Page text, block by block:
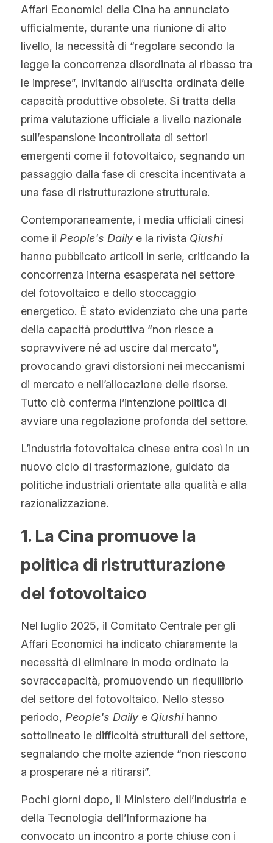
Tecnologia Bifacciale
Tecnologia IBC
Tecnologia HJT
Tecnologia TOPCon di Tipo N
Tecnologia di shingled
Offerta a Tempo
La politica del fotovoltaico
Tendenza prezzi fotovoltaico
Maysun Solar Notizie
Tedesco
Inglese
Spagnolo
Portoghese
Francese
Polacco
Svezia
Greco
Norvegese
Russo
Arabo
Indonesiano
Ceco
Inglese
Finlandese
Turco
Olandese
Ucraino
Hindi
Malese
Bengalese
Tailandese
Slovacco
Giapponese
Coreano
WhatsApp
Affari Economici della Cina ha annunciato
ufficialmente, durante una riunione di alto
livello, la necessità di “regolare secondo la
legge la concorrenza disordinata al ribasso tra
le imprese”, invitando all’uscita ordinata delle
capacità produttive obsolete. Si tratta della
prima valutazione ufficiale a livello nazionale
sull’espansione incontrollata di settori
emergenti come il fotovoltaico, segnando un
passaggio dalla fase di crescita incentivata a
una fase di ristrutturazione strutturale.
Contemporaneamente, i media ufficiali cinesi
come il People's Daily e la rivista Qiushi
hanno pubblicato articoli in serie, criticando la
concorrenza interna esasperata nel settore
del fotovoltaico e dello stoccaggio
energetico. È stato evidenziato che una parte
della capacità produttiva “non riesce a
sopravvivere né ad uscire dal mercato”,
provocando gravi distorsioni nei meccanismi
di mercato e nell’allocazione delle risorse.
Tutto ciò conferma l’intenzione politica di
avviare una regolazione profonda del settore.
L’industria fotovoltaica cinese entra così in un
nuovo ciclo di trasformazione, guidato da
politiche industriali orientate alla qualità e alla
razionalizzazione.
1. La Cina promuove la
politica di ristrutturazione
del fotovoltaico
Nel luglio 2025, il Comitato Centrale per gli
Affari Economici ha indicato chiaramente la
necessità di eliminare in modo ordinato la
sovraccapacità, promuovendo un riequilibrio
del settore del fotovoltaico. Nello stesso
periodo, People's Daily e Qiushi hanno
sottolineato le difficoltà strutturali del settore,
segnalando che molte aziende “non riescono
a prosperare né a ritirarsi”.
Pochi giorni dopo, il Ministero dell’Industria e
della Tecnologia dell’Informazione ha
convocato un incontro a porte chiuse con i